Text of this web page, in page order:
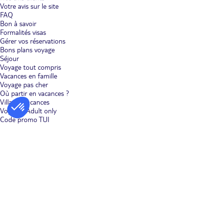
Votre avis sur le site
FAQ
Bon à savoir
Formalités visas
Gérer vos réservations
Bons plans voyage
Séjour
Voyage tout compris
Vacances en famille
Voyage pas cher
Où partir en vacances ?
Villages vacances
Voyages Adult only
Code promo TUI